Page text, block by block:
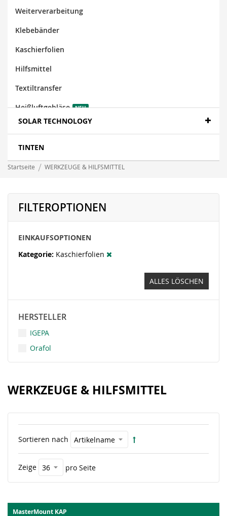
Weiterverarbeitung
Klebebänder
Kaschierfolien
Hilfsmittel
Textiltransfer
Heißluftgebläse
NEU
SOLAR TECHNOLOGY
TINTEN
Startseite WERKZEUGE & HILFSMITTEL
WERKZEUGE & HILFSMITTEL
Sortieren nach
Zeige pro Seite
MasterMount KAP
FILTEROPTIONEN
EINKAUFSOPTIONEN
Kategorie Kaschierfolien
ALLES LÖSCHEN
HERSTELLER
IGEPA
Orafol